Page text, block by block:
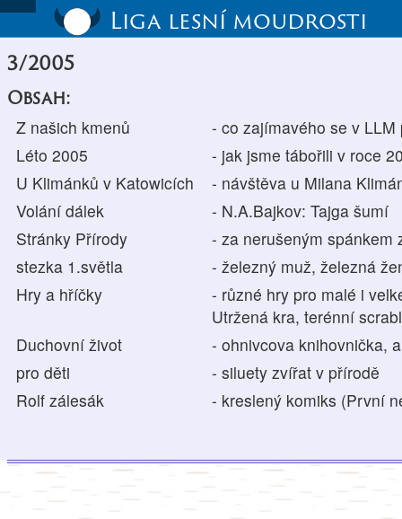
Liga lesní moudrosti
3/2005
Obsah:
Z našich kmenů
- co zajímavého se v LLM
Léto 2005
- jak jsme tábořili v roce
U Klimánků v Katowicích
- návštěva u Milana
Volání dálek
- N.A.Bajkov: Tajga šumí
Stránky Přírody
- za nerušeným spánkem
stezka 1.světla
- železný muž, železná
Hry a hříčky
- různé hry pro malé i
Utržená kra, terénní
Duchovní život
- ohnivcova knihovnička,
pro děti
- siluety zvířat v přírodě
Rolf zálesák
- kreslený komiks (První